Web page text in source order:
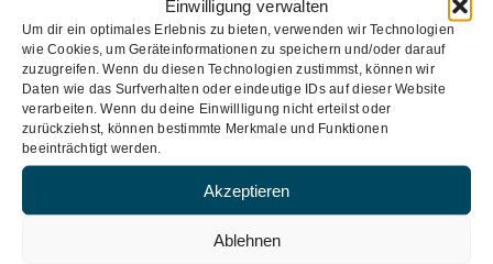
Einwilligung verwalten
Um dir ein optimales Erlebnis zu bieten, verwenden wir Technologien
wie Cookies, um Geräteinformationen zu speichern und/oder darauf
zuzugreifen. Wenn du diesen Technologien zustimmst, können wir
Daten wie das Surfverhalten oder eindeutige IDs auf dieser Website
verarbeiten. Wenn du deine Einwillligung nicht erteilst oder
zurückziehst, können bestimmte Merkmale und Funktionen
beeinträchtigt werden.
Akzeptieren
Ablehnen
Bildungsmaterial
Bildungsmaterial Broschüre Buch